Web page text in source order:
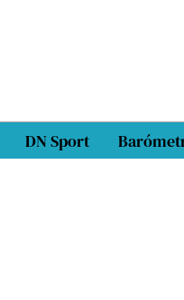
DN Sport